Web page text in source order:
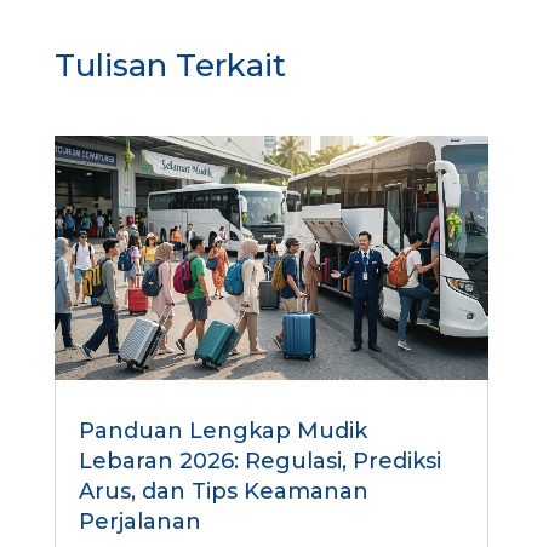
Tulisan Terkait
Panduan Lengkap Mudik
Lebaran 2026: Regulasi, Prediksi
Arus, dan Tips Keamanan
Perjalanan